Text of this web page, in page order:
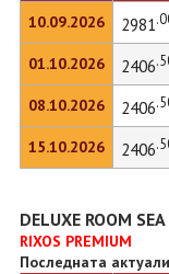
10.09.2026
01.10.2026
08.10.2026
15.10.2026
2981
2406
2406
2406
DELUXE ROOM
RIXOS PREMIUM
Последната